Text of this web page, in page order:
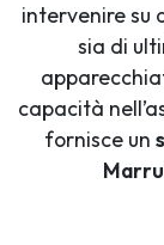
intervenire su
sia di
capacità
fornisce un